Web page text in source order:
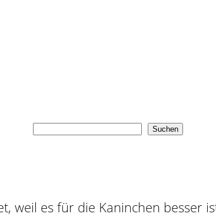
Suchen
weil es für die Kaninchen besser